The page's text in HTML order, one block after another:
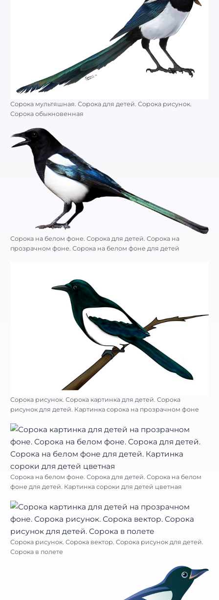
Сорока мультяшная. Сорока для детей. Сорока рисунок.
Сорока обыкновенная
Сорока на белом фоне. Сорока для детей. Сорока на
прозрачном фоне. Сорока на белом фоне для детей
Сорока рисунок. Сорока картинка для детей. Сорока
рисунок для детей. Картинка сорока на прозрачном фоне
Сорока на белом фоне. Сорока для детей. Сорока на белом
фоне для детей. Картинка сороки для детей цветная
Сорока рисунок. Сорока вектор. Сорока рисунок для детей.
Сорока в полете